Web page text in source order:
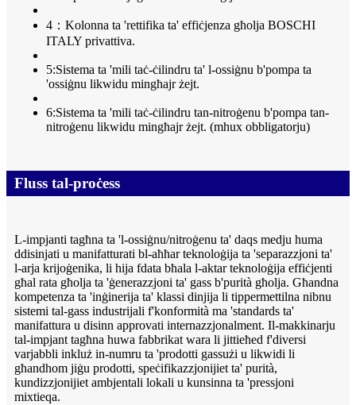
4：Kolonna ta 'rettifika ta' effiċjenza għolja BOSCHI
ITALY privattiva.
5:Sistema ta 'mili taċ-ċilindru ta' l-ossiġnu b'pompa ta
'ossiġnu likwidu mingħajr żejt.
6:Sistema ta 'mili taċ-ċilindru tan-nitroġenu b'pompa tan-
nitroġenu likwidu mingħajr żejt. (mhux obbligatorju)
Fluss tal-proċess
L-impjanti tagħna ta 'l-ossiġnu/nitroġenu ta' daqs medju huma
ddisinjati u manifatturati bl-aħħar teknoloġija ta 'separazzjoni ta'
l-arja krijoġenika, li hija fdata bħala l-aktar teknoloġija effiċjenti
għal rata għolja ta 'ġenerazzjoni ta' gass b'purità għolja. Għandna
kompetenza ta 'inġinerija ta' klassi dinjija li tippermettilna nibnu
sistemi tal-gass industrijali f'konformità ma 'standards ta'
manifattura u disinn approvati internazzjonalment. Il-makkinarju
tal-impjant tagħna huwa fabbrikat wara li jittieħed f'diversi
varjabbli inkluż in-numru ta 'prodotti gassużi u likwidi li
għandhom jiġu prodotti, speċifikazzjonijiet ta' purità,
kundizzjonijiet ambjentali lokali u kunsinna ta 'pressjoni
mixtieqa.